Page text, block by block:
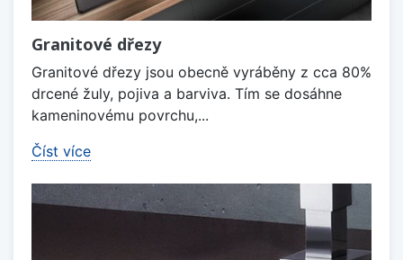
Granitové dřezy
Granitové dřezy jsou obecně vyráběny z cca 80%
drcené žuly, pojiva a barviva. Tím se dosáhne
kameninovému povrchu,...
Číst více